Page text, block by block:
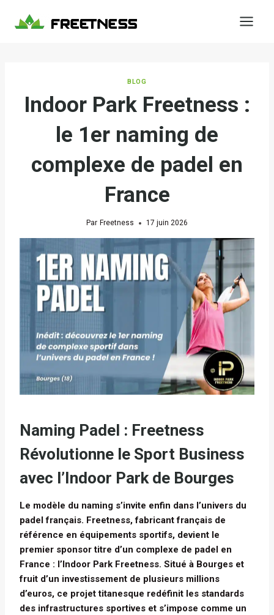
BLOG
Indoor Park Freetness :
le 1er naming de
complexe de padel en
France
Par Freetness 17 juin 2026
Naming Padel : Freetness
Révolutionne le Sport Business
avec l’Indoor Park de Bourges
Le modèle du naming s’invite enfin dans l’univers du
padel français. Freetness, fabricant français de
référence en équipements sportifs, devient le
premier sponsor titre d’un complexe de padel en
France : l’Indoor Park Freetness. Situé à Bourges et
fruit d’un investissement de plusieurs millions
d’euros, ce projet titanesque redéfinit les standards
des infrastructures sportives et s’impose comme un